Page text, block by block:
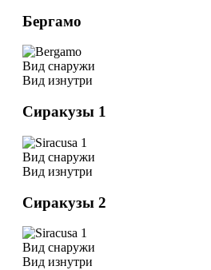
Бергамо
Вид снаружи
Вид изнутри
Сиракузы 1
Вид снаружи
Вид изнутри
Сиракузы 2
Вид снаружи
Вид изнутри